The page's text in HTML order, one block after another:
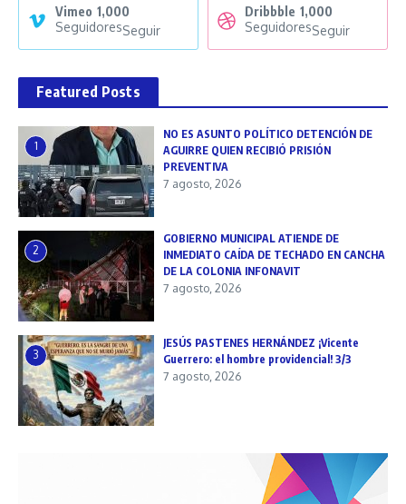
Vimeo 1,000
SeguidoresSeguir
Dribbble 1,000
SeguidoresSeguir
Featured Posts
1
NO ES ASUNTO POLÍTICO DETENCIÓN DE
AGUIRRE QUIEN RECIBIÓ PRISIÓN
PREVENTIVA
7 agosto, 2026
2
GOBIERNO MUNICIPAL ATIENDE DE
INMEDIATO CAÍDA DE TECHADO EN CANCHA
DE LA COLONIA INFONAVIT
7 agosto, 2026
3
JESÚS PASTENES HERNÁNDEZ ¡Vicente
Guerrero: el hombre providencial! 3/3
7 agosto, 2026